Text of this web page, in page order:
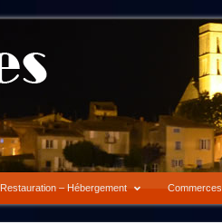
Restauration – Hébergement Commerces